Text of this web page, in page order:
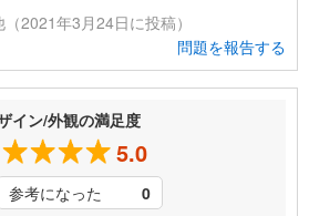
2021年3月24日に投稿）
問題を報告する
イン/外観の満足度
5.0
参考になった 0